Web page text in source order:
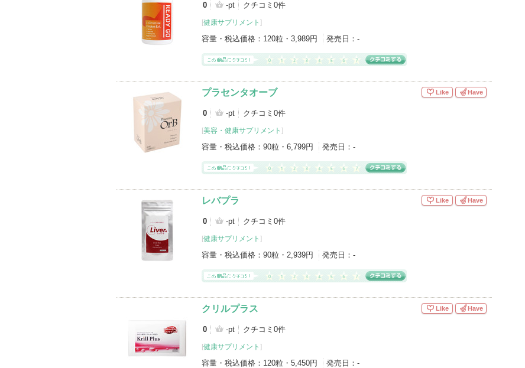
0 -pt クチコミ0件
[健康サプリメント ]
容量・税込価格： 120粒・3,989円 発売日： -
プラセンタオーブ
0 -pt クチコミ0件
[美容・健康サプリメント ]
容量・税込価格： 90粒・6,799円 発売日： -
Like Have
レバプラ
0 -pt クチコミ0件
[健康サプリメント ]
容量・税込価格： 90粒・2,939円 発売日： -
Like Have
クリルプラス
0 -pt クチコミ0件
[健康サプリメント ]
容量・税込価格： 120粒・5,450円 発売日： -
Like Have